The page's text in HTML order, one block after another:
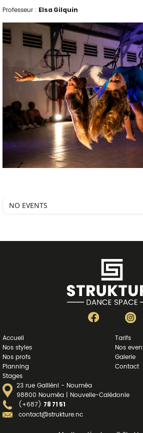
Professeur : Elsa Gilquin
NO EVENTS
Accueil
Nos styles
Nos profs
Planning
Stages
Tarifs
Nos
Galerie
Contact
23 rue Galliéni - Nouméa
98800 Nouméa | Nouvelle-Calédonie
(+687) 78 71 51
contact@strukture.nc